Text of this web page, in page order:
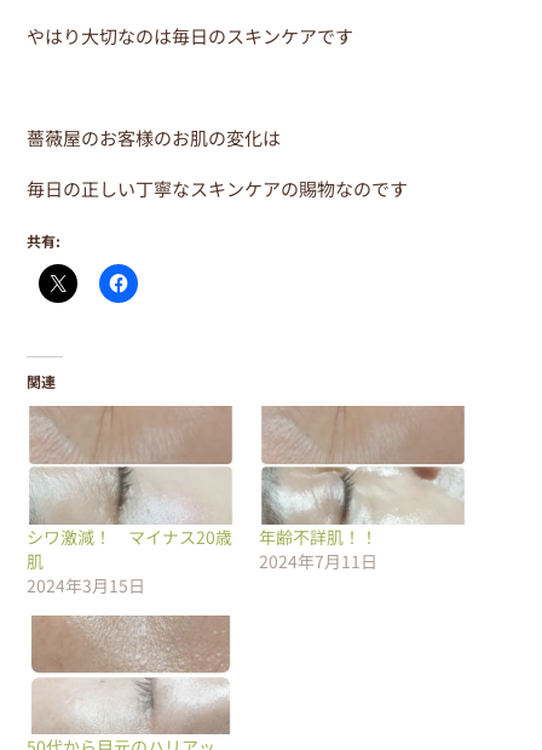
やはり大切なのは毎日のスキンケアです
薔薇屋のお客様のお肌の変化は
毎日の正しい丁寧なスキンケアの賜物なのです
共有:
関連
シワ激減！ マイナス20歳
肌
2024年3月15日
年齢不詳肌！！
2024年7月11日